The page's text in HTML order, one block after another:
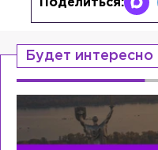
Поделиться:
Будет интересно